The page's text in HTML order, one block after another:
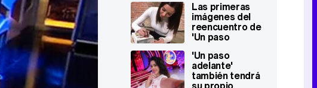
cara me suena'
Las primeras
imágenes del
reencuentro de
'Un paso
adelante' que
prepara
Atreseries
'Un paso
adelante'
también tendrá